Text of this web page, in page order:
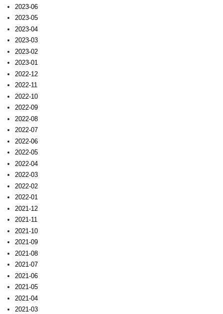
2023-06
2023-05
2023-04
2023-03
2023-02
2023-01
2022-12
2022-11
2022-10
2022-09
2022-08
2022-07
2022-06
2022-05
2022-04
2022-03
2022-02
2022-01
2021-12
2021-11
2021-10
2021-09
2021-08
2021-07
2021-06
2021-05
2021-04
2021-03